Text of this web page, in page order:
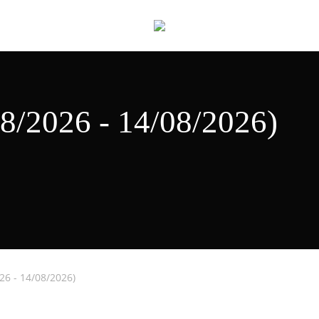
2026 - 14/08/2026)
- 14/08/2026)